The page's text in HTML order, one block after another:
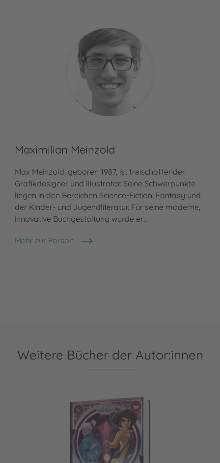
Maximilian Meinzold
Max Meinzold, geboren 1987, ist freischaffender
Grafikdesigner und Illustrator. Seine Schwerpunkte
liegen in den Bereichen Science-Fiction, Fantasy und
der Kinder- und Jugendliteratur. Für seine moderne,
innovative Buchgestaltung wurde er…
Mehr zur Person
Maximilian Meinzold
Weitere Bücher der Autor:innen